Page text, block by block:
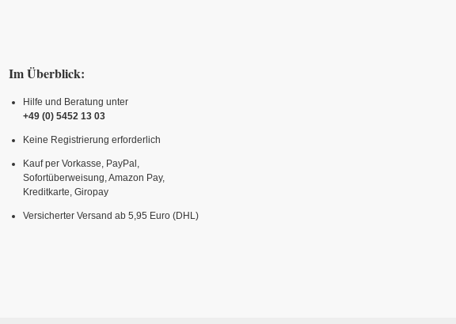
Im Überblick:
Hilfe und Beratung unter
+49 (0) 5452 13 03
Keine Registrierung erforderlich
Kauf per Vorkasse, PayPal,
Sofortüberweisung, Amazon Pay,
Kreditkarte, Giropay
Versicherter Versand ab 5,95 Euro (DHL)